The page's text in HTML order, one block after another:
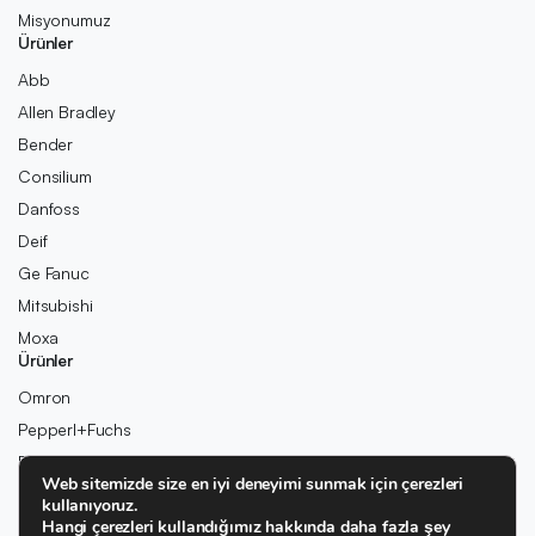
Misyonumuz
Ürünler
Abb
Allen Bradley
Bender
Consilium
Danfoss
Deif
Ge Fanuc
Mitsubishi
Moxa
Ürünler
Omron
Pepperl+Fuchs
Pilz
Rexroth
Rolls-Royce
Web sitemizde size en iyi deneyimi sunmak için çerezleri
kullanıyoruz.
Hangi çerezleri kullandığımız hakkında daha fazla şey